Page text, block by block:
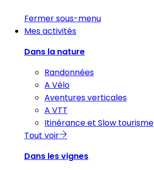
Fermer sous-menu
Mes activités
Dans la nature
Randonnées
A Vélo
Aventures verticales
A VTT
Itinérance et Slow tourisme
Tout voir
Dans les vignes